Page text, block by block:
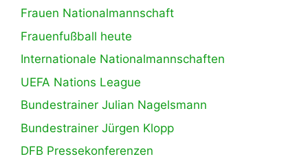
Frauen Nationalmannschaft
Frauenfußball heute
Internationale Nationalmannschaften
UEFA Nations League
Bundestrainer Julian Nagelsmann
Bundestrainer Jürgen Klopp
DFB Pressekonferenzen